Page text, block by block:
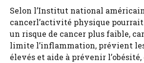
Selon l’Institut national
cancerl’activité physique pourrait
un risque de cancer plus faible,
limite l’inflammation, prévient
élevés et aide à prévenir